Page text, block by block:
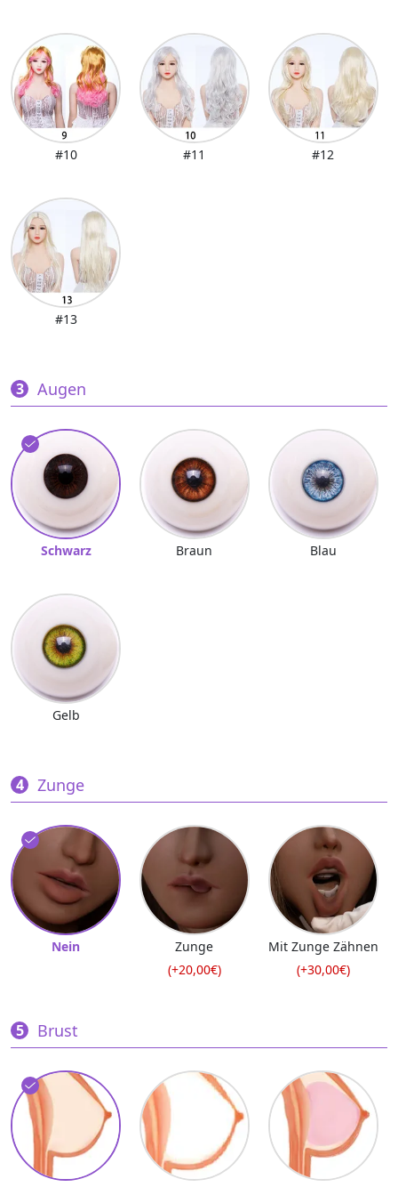
#10 #11 #12
#13
Augen
Schwarz Braun Blau
Gelb
Zunge
Nein
Zunge
(+20,00€)
Mit Zunge Zähnen
(+30,00€)
Brust